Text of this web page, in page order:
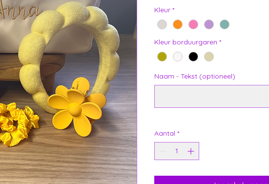
Kleur *
Kleur borduurgaren *
Naam - Tekst (optioneel)
Aantal *